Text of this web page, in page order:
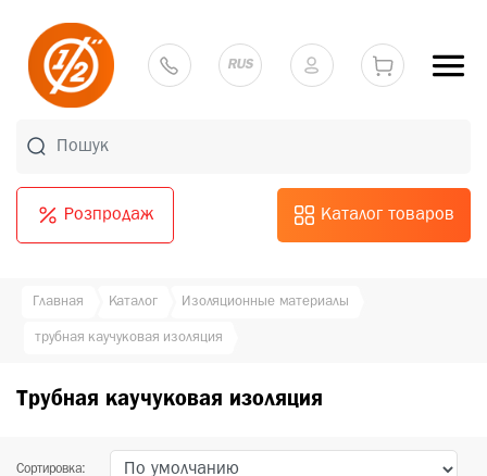
Розпродаж Каталог товаров
RUS
Главная Каталог Изоляционные материалы
трубная каучуковая изоляция
Трубная каучуковая изоляция
Сортировка: